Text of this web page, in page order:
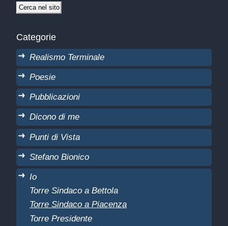
Categorie
Realismo Terminale
Poesie
Pubblicazioni
Dicono di me
Punti di Vista
Stefano Bionico
Io
Torre Sindaco a Bettola
Torre Sindaco a Piacenza
Torre Presidente